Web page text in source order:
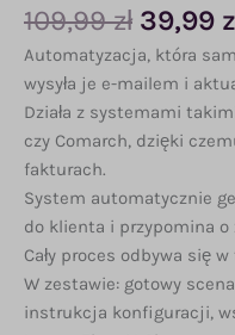
109,99zł
cena
109,99
39,99
Automatyzacja, która
wysyła je e-mailem i
Działa z systemami
czy Comarch, dzięki
fakturach.
System automatycznie
do klienta i przypomina o
Cały proces odbywa się
W zestawie: gotowy
instrukcja konfiguracji,